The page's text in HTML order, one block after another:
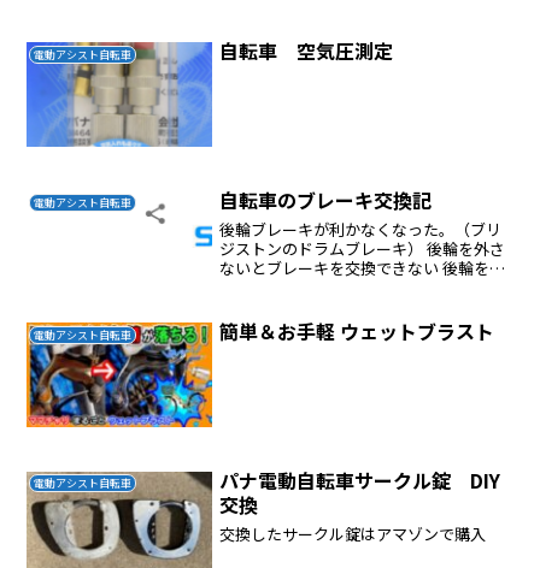
します。 使用回数の少ないものでも数年
の経年劣化で寿命...
電動アシスト自転車 自転車 空気圧測定
電動アシスト自転車 自転車のブレーキ交換記
後輪ブレーキが利かなくなった。（ブリ
ジストンのドラムブレーキ） 後輪を外さ
ないとブレーキを交換できない 後輪を外
ンのドラムブレーキは効きが悪いらし
い。 実際分解して...
電動アシスト自転車 簡単＆お手軽 ウェットブラスト
電動アシスト自転車
パナ電動自転車サークル錠 DIY
交換
交換したサークル錠はアマゾンで購入